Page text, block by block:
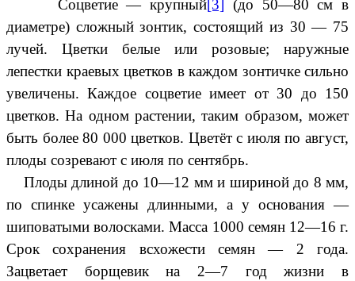
Соцветие — крупный[3] (до 50—80 см в
диаметре) сложный зонтик, состоящий из 30 — 75
лучей. Цветки белые или розовые; наружные
лепестки краевых цветков в каждом зонтичке сильно
увеличены. Каждое соцветие имеет от 30 до 150
цветков. На одном растении, таким образом, может
быть более 80 000 цветков. Цветёт с июля по август,
плоды созревают с июля по сентябрь.
Плоды длиной до 10—12 мм и шириной до 8 мм,
по спинке усажены длинными, а у основания —
шиповатыми волосками. Масса 1000 семян 12—16 г.
Срок сохранения всхожести семян — 2 года.
Зацветает борщевик на 2—7 год жизни в